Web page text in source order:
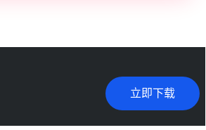
立即下载